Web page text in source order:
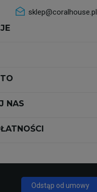
sklep@coralhouse.pl
NAS
Odstąp od umowy